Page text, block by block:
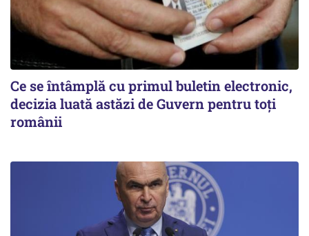
Ce se întâmplă cu primul buletin electronic,
decizia luată astăzi de Guvern pentru toți
românii